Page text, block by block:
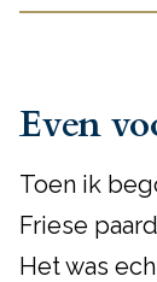
Even
Toen ik
Friese
Het was